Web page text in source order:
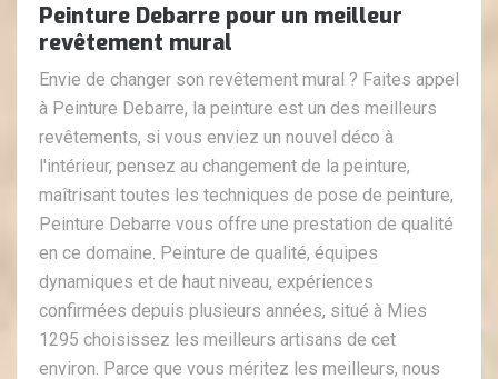
Peinture Debarre pour un meilleur
revêtement mural
Envie de changer son revêtement mural ? Faites appel
à Peinture Debarre, la peinture est un des meilleurs
revêtements, si vous enviez un nouvel déco à
l'intérieur, pensez au changement de la peinture,
maîtrisant toutes les techniques de pose de peinture,
Peinture Debarre vous offre une prestation de qualité
en ce domaine. Peinture de qualité, équipes
dynamiques et de haut niveau, expériences
confirmées depuis plusieurs années, situé à Mies
1295 choisissez les meilleurs artisans de cet
environ. Parce que vous méritez les meilleurs, nous